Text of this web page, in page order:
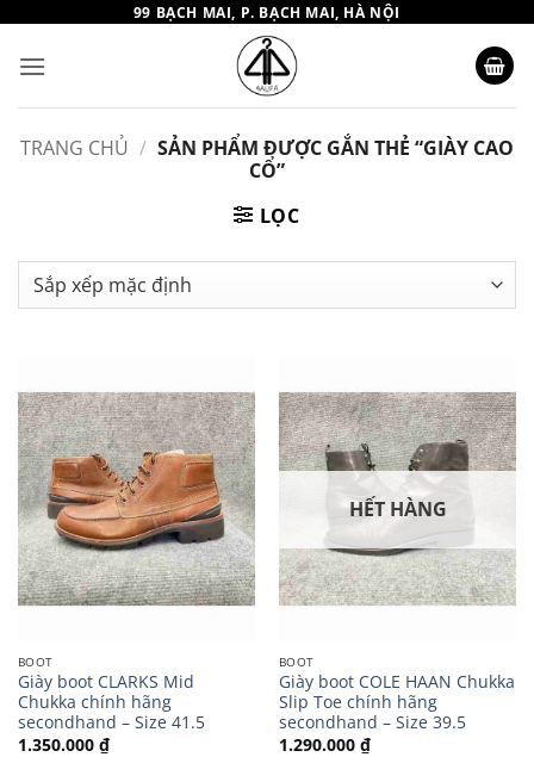
nội
dung
99 BẠCH MAI, P. BẠCH MAI, HÀ NỘI
TRANG CHỦ / SẢN PHẨM ĐƯỢC GẮN THẺ “GIÀY CAO
CỔ”
LỌC
BOOT
Giày boot CLARKS Mid
Chukka chính hãng
secondhand – Size 41.5
1.350.000 ₫
HẾT HÀNG
BOOT
Giày boot COLE HAAN Chukka
Slip Toe chính hãng
secondhand – Size 39.5
1.290.000 ₫